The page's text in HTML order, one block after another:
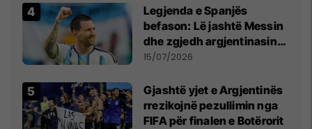
kërkon shkarkimin e
menjëhershëm të
Snezhana Paunoviq
Legjenda e Spanjës
befason: Lë jashtë Messin
dhe zgjedh argjentinasin
më të mirë në botë
15/07/2026
Gjashtë yjet e Argjentinës
rrezikojnë pezullimin nga
FIFA për finalen e Botërorit